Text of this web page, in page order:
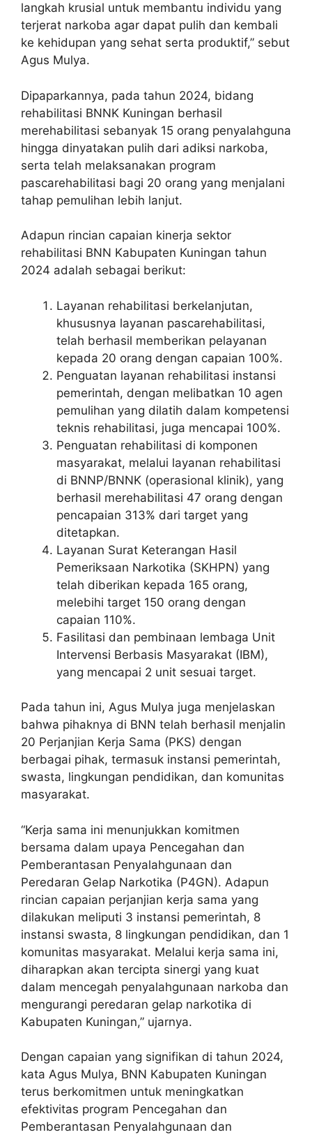
langkah krusial untuk membantu individu yang
terjerat narkoba agar dapat pulih dan kembali
ke kehidupan yang sehat serta produktif,” sebut
Agus Mulya.
Dipaparkannya, pada tahun 2024, bidang
rehabilitasi BNNK Kuningan berhasil
merehabilitasi sebanyak 15 orang penyalahguna
hingga dinyatakan pulih dari adiksi narkoba,
serta telah melaksanakan program
pascarehabilitasi bagi 20 orang yang menjalani
tahap pemulihan lebih lanjut.
Adapun rincian capaian kinerja sektor
rehabilitasi BNN Kabupaten Kuningan tahun
2024 adalah sebagai berikut:
Layanan rehabilitasi berkelanjutan,
khususnya layanan pascarehabilitasi,
telah berhasil memberikan pelayanan
kepada 20 orang dengan capaian 100%.
Penguatan layanan rehabilitasi instansi
pemerintah, dengan melibatkan 10 agen
pemulihan yang dilatih dalam kompetensi
teknis rehabilitasi, juga mencapai 100%.
Penguatan rehabilitasi di komponen
masyarakat, melalui layanan rehabilitasi
di BNNP/BNNK (operasional klinik), yang
berhasil merehabilitasi 47 orang dengan
pencapaian 313% dari target yang
ditetapkan.
Layanan Surat Keterangan Hasil
Pemeriksaan Narkotika (SKHPN) yang
telah diberikan kepada 165 orang,
melebihi target 150 orang dengan
capaian 110%.
Fasilitasi dan pembinaan lembaga Unit
Intervensi Berbasis Masyarakat (IBM),
yang mencapai 2 unit sesuai target.
Pada tahun ini, Agus Mulya juga menjelaskan
bahwa pihaknya di BNN telah berhasil menjalin
20 Perjanjian Kerja Sama (PKS) dengan
berbagai pihak, termasuk instansi pemerintah,
swasta, lingkungan pendidikan, dan komunitas
masyarakat.
“Kerja sama ini menunjukkan komitmen
bersama dalam upaya Pencegahan dan
Pemberantasan Penyalahgunaan dan
Peredaran Gelap Narkotika (P4GN). Adapun
rincian capaian perjanjian kerja sama yang
dilakukan meliputi 3 instansi pemerintah, 8
instansi swasta, 8 lingkungan pendidikan, dan 1
komunitas masyarakat. Melalui kerja sama ini,
diharapkan akan tercipta sinergi yang kuat
dalam mencegah penyalahgunaan narkoba dan
mengurangi peredaran gelap narkotika di
Kabupaten Kuningan,” ujarnya.
Dengan capaian yang signifikan di tahun 2024,
kata Agus Mulya, BNN Kabupaten Kuningan
terus berkomitmen untuk meningkatkan
efektivitas program Pencegahan dan
Pemberantasan Penyalahgunaan dan